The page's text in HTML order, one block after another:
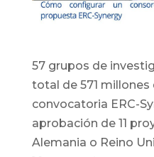
57 grupos de
total de 571 millones
convocatoria ERC-
aprobación de 11
Alemania o Reino